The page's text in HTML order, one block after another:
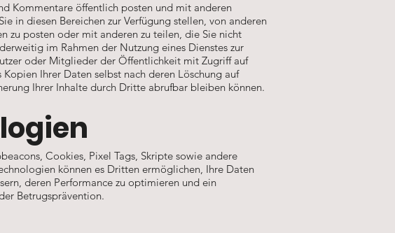
Kommentare öffentlich posten und mit anderen
in diesen Bereichen zur Verfügung stellen, von anderen
zu posten oder mit anderen zu teilen, die Sie nicht
im Rahmen der Nutzung eines Dienstes zur
oder Mitglieder der Öffentlichkeit mit Zugriff auf
Ihrer Daten selbst nach deren Löschung auf
Ihrer Inhalte durch Dritte abrufbar bleiben können.
Cookies, Pixel Tags, Skripte sowie andere
können es Dritten ermöglichen, Ihre Daten
deren Performance zu optimieren und ein
Betrugsprävention.